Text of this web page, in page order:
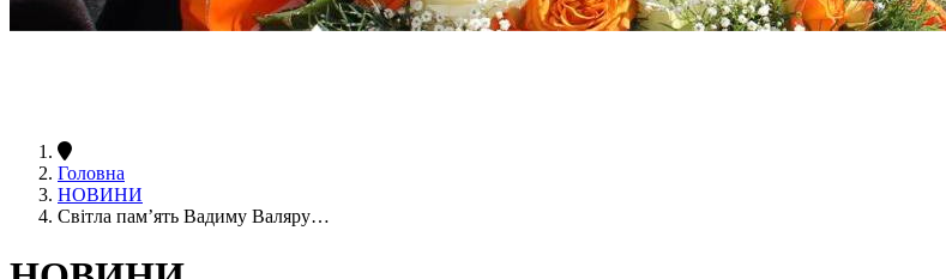
Головна
НОВИНИ
Світла пам’ять Вадиму Валяру…